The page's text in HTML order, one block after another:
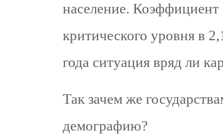
население.
критического уровня в
года ситуация вряд ли
Так зачем же
демографию?